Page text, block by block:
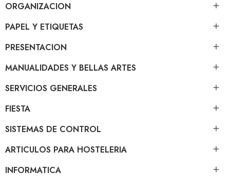
ORGANIZACION 
PAPEL Y ETIQUETAS 
PRESENTACION 
MANUALIDADES Y BELLAS ARTES 
SERVICIOS GENERALES 
FIESTA 
SISTEMAS DE CONTROL 
ARTICULOS PARA HOSTELERIA 
INFORMATICA 